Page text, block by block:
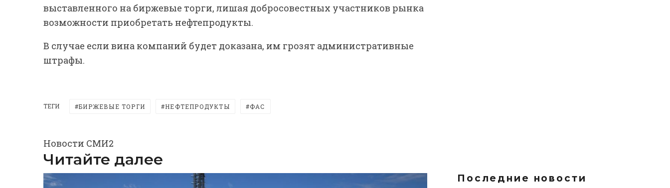
выставленного на биржевые торги, лишая добросовестных участников рынка
возможности приобретать нефтепродукты.
В случае если вина компаний будет доказана, им грозят административные
штрафы.
ТЕГИ БИРЖЕВЫЕ ТОРГИ НЕФТЕПРОДУКТЫ ФАС
Новости СМИ2
Читайте далее
Последние новости